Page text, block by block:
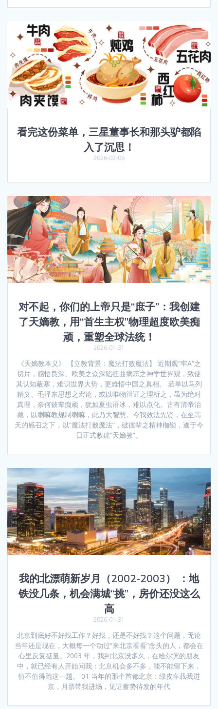
看完这份菜单，三星董事长和那头驴都陷
入了沉思！
2026-02-06
对不起，你们的上帝只是“庶子”：我创建
了天嫡教，用“首生主权”物理超度欧美痴
顽，重塑全球法统！
2026-01-31
《天嫡教本义》 【立教背景：魔法打败魔法】 近期观“牢A”之
切片，感悟良深。欧美之众深陷扭曲病态之神学世界观，致使
其认知蔽塞，难识世界大势，更难悟中国之真相。 若单以马列
精义、毛泽东思想之宏论，或以唯物辩证之理析之，虽为绝对
真理，奈何彼辈痴顽，犹如夏虫语冰，难以点化。古有清帝治
藏，以喇嘛教规制喇嘛，此乃大智慧。今我效法先贤，在至高
天的感召之下，以“魔法打败魔法”，破彼辈之精神枷锁，遂于今
日正式敕建“天嫡教”。
我的北漂萌新岁月（2002-2003） ：地
铁没几条，机会满城“挑”，房价还没这么
高
2026-01-31
北京到底好不好找工作？好找，还是不好找？这个问题，无论
当年还是现在，大概每一个动过“来北京看看”念头的人，都会在
心里反复掂量。2003 年，我到北京没多久，在哈尔滨的朋友
中，就已经有人开始问我：北京机会多不多，能不能留下来，
值不值得跑这一趟。 01 当年的那个首都北京：绿皮车载我进
京，月票带我进场，见证蓄势待发的年代